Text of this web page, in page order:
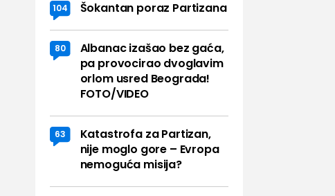
104 Šokantan poraz Partizana
80
Albanac izašao bez gaća,
pa provocirao dvoglavim
orlom usred Beograda!
FOTO/VIDEO
63
Katastrofa za Partizan,
nije moglo gore – Evropa
nemoguća misija?